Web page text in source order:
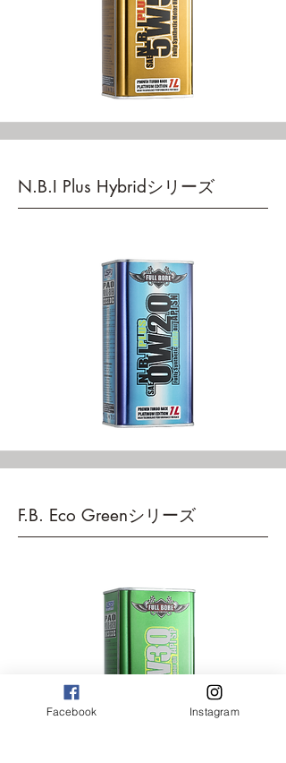
N.B.I Plus Hybridシリーズ
F.B. Eco Greenシリーズ
Facebook Instagram